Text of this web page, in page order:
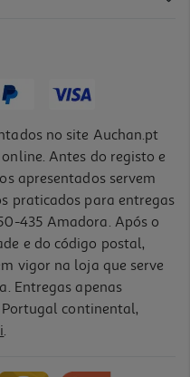
Babies & Kids Sensitive
no site Auchan.pt
Antes do registo e
apresentados servem
praticados para entregas
435 Amadora. Após o
e do código postal,
vigor na loja que serve
Entregas apenas
continental,
.